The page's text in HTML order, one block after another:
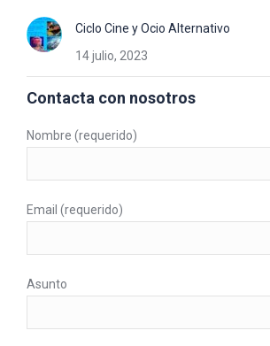
Ciclo Cine y Ocio Alternativo
14 julio, 2023
Contacta con nosotros
Nombre (requerido)
Email (requerido)
Asunto